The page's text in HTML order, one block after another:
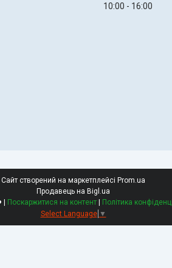
10:00 16:00
Сайт створений на маркетплейсі Prom.ua
Продавець на Bigl.ua
Поскаржитися на контент
Політика
Select Language ▼